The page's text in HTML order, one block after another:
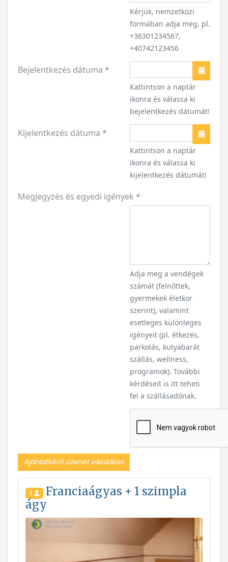
Kérjük, nemzetközi
formában adja meg, pl.
+36301234567,
+40742123456
Bejelentkezés dátuma *
Naptár
Kattintson a naptár
ikonra és válassa ki
bejelentkezés dátumát!
Kijelentkezés dátuma *
Naptár
Kattintson a naptár
ikonra és válassa ki
kijelentkezés dátumát!
Megjegyzés és egyedi igények *
Adja meg a vendégek
számát (felnőttek,
gyermekek életkor
szerint), valamint
esetleges különleges
igényeit (pl. étkezés,
parkolás, kutyabarát
szállás, wellness,
programok). További
kérdéseit is itt teheti
fel a szállásadónak.
Ajánlatkérő üzenet elküldése
3
Franciaágyas + 1 szimpla
ágy